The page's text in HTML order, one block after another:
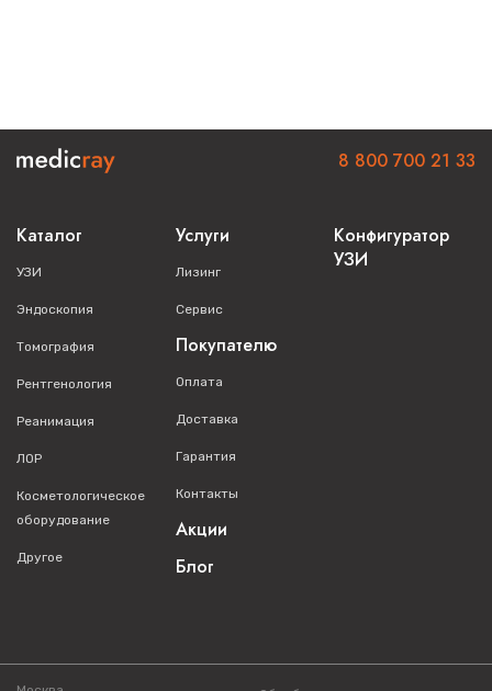
Каталог
УЗИ
Эндоскопия
Томография
Рентгенология
Реанимация
ЛОР
Косметологическое
оборудование
Другое
Услуги
Лизинг
Сервис
Покупателю
Оплата
Доставка
Гарантия
Контакты
Акции
Блог
Конфигуратор
УЗИ
8 800 700 21 33